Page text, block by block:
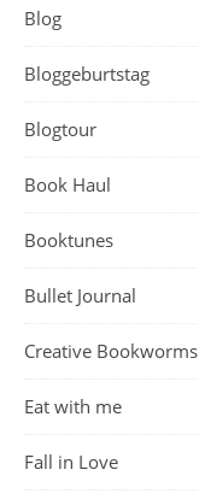
Blog
Bloggeburtstag
Blogtour
Book Haul
Booktunes
Bullet Journal
Creative Bookworms
Eat with me
Fall in Love